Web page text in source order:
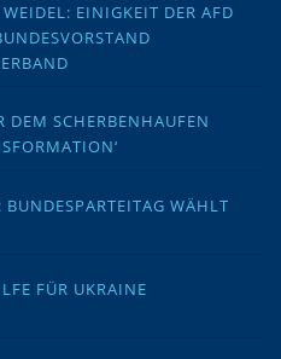
EINIGKEIT DER AFD
DEM SCHERBENHAUFEN
WÄHLT
FÜR UKRAINE